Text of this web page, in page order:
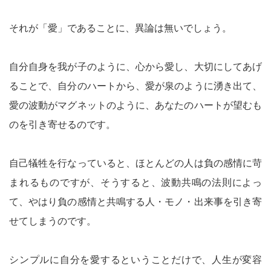
それが「愛」であることに、異論は無いでしょう。
自分自身を我が子のように、心から愛し、大切にしてあげ
ることで、自分のハートから、愛が泉のように湧き出て、
愛の波動がマグネットのように、あなたのハートが望むも
のを引き寄せるのです。
自己犠牲を行なっていると、ほとんどの人は負の感情に苛
まれるものですが、そうすると、波動共鳴の法則によっ
て、やはり負の感情と共鳴する人・モノ・出来事を引き寄
せてしまうのです。
シンプルに自分を愛するということだけで、人生が変容